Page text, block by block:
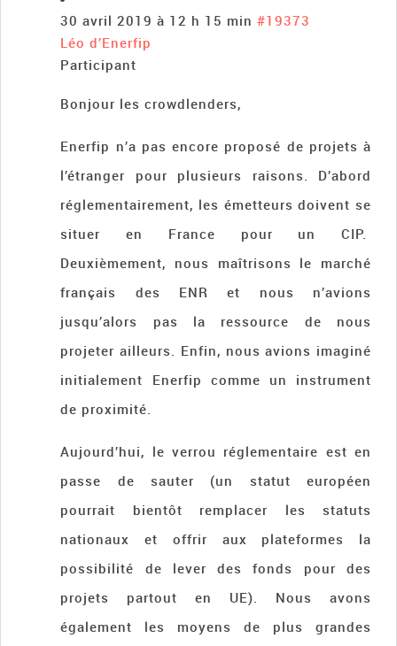
30 avril 2019 à 12 h 15 min #19373
Léo d’Enerfip
Participant
Bonjour les crowdlenders,
Enerfip n’a pas encore proposé de projets à
l’étranger pour plusieurs raisons. D’abord
réglementairement, les émetteurs doivent se
situer en France pour un CIP.
Deuxièmement, nous maîtrisons le marché
français des ENR et nous n’avions
jusqu’alors pas la ressource de nous
projeter ailleurs. Enfin, nous avions imaginé
initialement Enerfip comme un instrument
de proximité.
Aujourd’hui, le verrou réglementaire est en
passe de sauter (un statut européen
pourrait bientôt remplacer les statuts
nationaux et offrir aux plateformes la
possibilité de lever des fonds pour des
projets partout en UE). Nous avons
également les moyens de plus grandes